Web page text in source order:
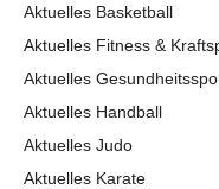
Aktuelles Basketball
Aktuelles Fitness &
Aktuelles
Aktuelles Handball
Aktuelles Judo
Aktuelles Karate